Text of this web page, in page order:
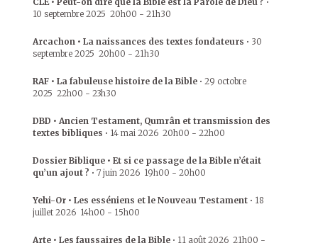
10 septembre 2025 20h00 - 21h30
Arcachon • La naissances des textes fondateurs • 30
septembre 2025 20h00 - 21h30
RAF • La fabuleuse histoire de la Bible • 29 octobre
2025 22h00 - 23h30
DBD • Ancien Testament, Qumrân et transmission des
textes bibliques • 14 mai 2026 20h00 - 22h00
Dossier Biblique • Et si ce passage de la Bible n’était
qu’un ajout ? • 7 juin 2026 19h00 - 20h00
Yehi-Or • Les esséniens et le Nouveau Testament • 18
juillet 2026 14h00 - 15h00
Arte • Les faussaires de la Bible • 11 août 2026 21h00 -